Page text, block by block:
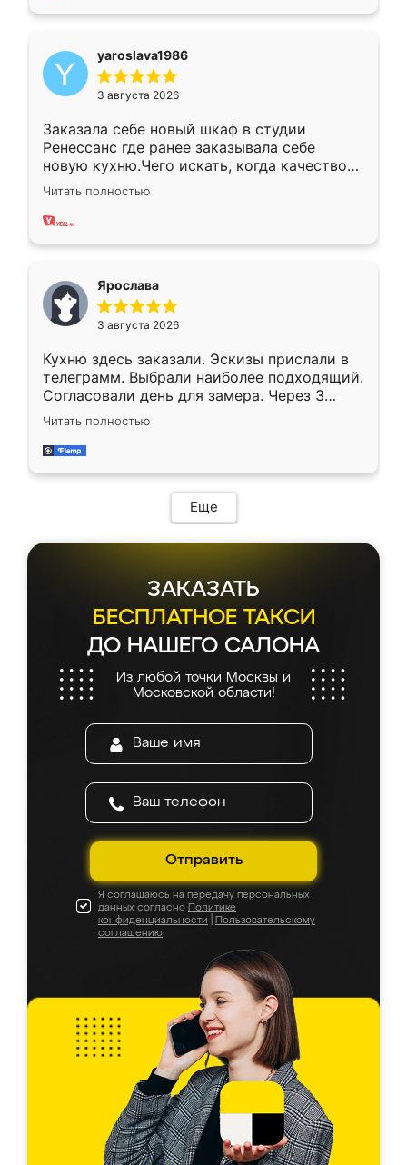
yaroslava1986
3 августа 2026
Заказала себе новый шкаф в студии
Ренессанс где ранее заказывала себе
новую кухню.Чего искать, когда качеством
вполне довольна. Служит кухня уже почти
два года, нареканий нет.
Читать полностью
Ярослава
3 августа 2026
Кухню здесь заказали. Эскизы прислали в
телеграмм. Выбрали наиболее подходящий.
Согласовали день для замера. Через 3
недели кухня была уже готова. Остались
довольны работой. Спасибо Ренессанс
мебель за качественную работу!
Читать полностью
Еще
ЗАКАЗАТЬ
БЕСПЛАТНОЕ ТАКСИ
ДО НАШЕГО САЛОНА
Из любой точки Москвы и
Московской области!
Отправить
Я соглашаюсь на передачу персональных
данных согласно Политике
конфиденциальности
Пользовательскому
соглашению